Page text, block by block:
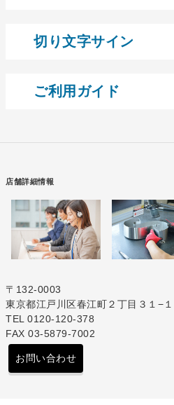
切り文字サイン
ご利用ガイド
店舗詳細情報
〒132-0003
東京都江戸川区春江町２丁目３１−１
TEL 0120-120-378
FAX 03-5879-7002
お問い合わせ